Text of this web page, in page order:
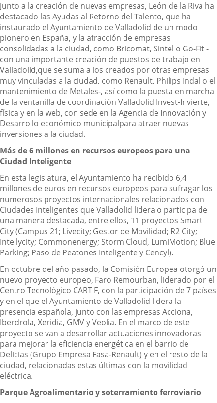
Junto a la creación de nuevas empresas, León de la Riva ha
destacado las Ayudas al Retorno del Talento, que ha
instaurado el Ayuntamiento de Valladolid de un modo
pionero en España, y la atracción de empresas
consolidadas a la ciudad, como Bricomat, Sintel o Go-Fit -
con una importante creación de puestos de trabajo en
Valladolid,que se suma a los creados por otras empresas
muy vinculadas a la ciudad, como Renault, Philips Indal o el
mantenimiento de Metales-, así como la puesta en marcha
de la ventanilla de coordinación Valladolid Invest-Invierte,
física y en la web, con sede en la Agencia de Innovación y
Desarrollo económico municipalpara atraer nuevas
inversiones a la ciudad.
Más de 6 millones en recursos europeos para una
Ciudad Inteligente
En esta legislatura, el Ayuntamiento ha recibido 6,4
millones de euros en recursos europeos para sufragar los
numerosos proyectos internacionales relacionados con
Ciudades Inteligentes que Valladolid lidera o participa de
una manera destacada, entre ellos, 11 proyectos Smart
City (Campus 21; Livecity; Gestor de Movilidad; R2 City;
Intellycity; Commonenergy; Storm Cloud, LumiMotion; Blue
Parking; Paso de Peatones Inteligente y Cencyl).
En octubre del año pasado, la Comisión Europea otorgó un
nuevo proyecto europeo, Faro Remourban, liderado por el
Centro Tecnológico CARTIF, con la participación de 7 países
y en el que el Ayuntamiento de Valladolid lidera la
presencia española, junto con las empresas Acciona,
Iberdrola, Xeridia, GMV y Veolia. En el marco de este
proyecto se van a desarrollar actuaciones innovadoras
para mejorar la eficiencia energética en el barrio de
Delicias (Grupo Empresa Fasa-Renault) y en el resto de la
ciudad, relacionadas estas últimas con la movilidad
eléctrica.
Parque Agroalimentario y soterramiento ferroviario